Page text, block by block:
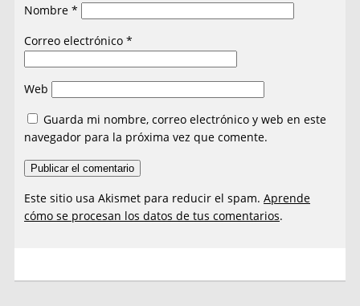
Nombre*
Correo electrónico*
Web
Guarda mi nombre, correo electrónico y web en este
navegador para la próxima vez que comente.
Este sitio usa Akismet para reducir el spam.Aprende
cómo se procesan los datos de tus comentarios.